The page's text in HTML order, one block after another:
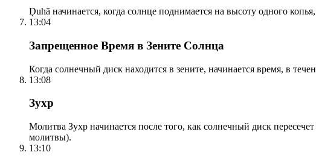
Ḍuhā начинается, когда солнце поднимается на высоту одного
13:04
Запрещенное Время в Зените Солнца
Когда солнечный диск находится в зените, начинается время, в
13:08
Зухр
Молитва Зухр начинается после того, как солнечный диск
молитвы).
13:10